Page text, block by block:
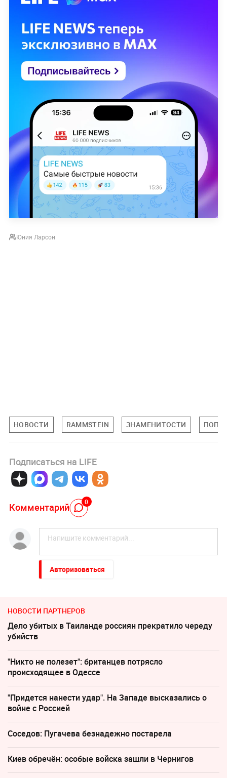
Юния Ларсон
НОВОСТИ RAMMSTEIN ЗНАМЕНИТОСТИ ПОП-
Подписаться на LIFE
Комментарий 0
Авторизоваться
НОВОСТИ ПАРТНЕРОВ
Дело убитых в Таиланде россиян прекратило череду
убийств
"Никто не полезет": британцев потрясло
происходящее в Одессе
"Придется нанести удар". На Западе высказались о
войне с Россией
Соседов: Пугачева безнадежно постарела
Киев обречён: особые войска зашли в Чернигов